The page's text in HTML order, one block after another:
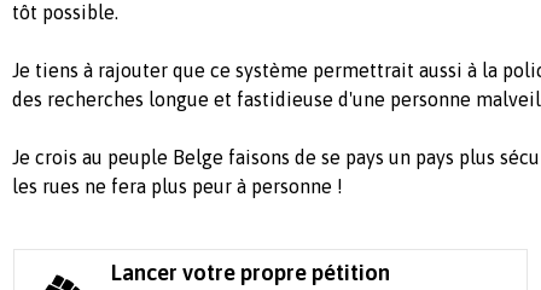
tôt possible.
Je tiens à rajouter que ce système permettrait aussi à la
des recherches longue et fastidieuse d'une personne
Je crois au peuple Belge faisons de se pays un pays plus
les rues ne fera plus peur à personne !
Lancer votre propre pétition